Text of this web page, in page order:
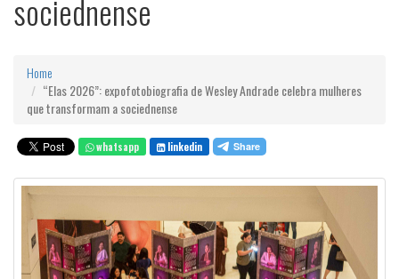
sociednense
Home
“Elas 2026”: expofotobiografia de Wesley Andrade celebra mulheres
que transformam a sociednense
whatsapp linkedin